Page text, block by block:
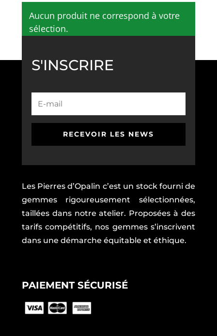
Aucun produit ne correspond à votre
sélection.
S'INSCRIRE
RECEVOIR LES NEWS
Les Pierres d’Opalin c’est un stock fourni de
gemmes rigoureusement sélectionnées,
taillées dans notre atelier. Proposées à des
tarifs compétitifs, nos gemmes s’inscrivent
dans une démarche équitable et éthique.
PAIEMENT SÉCURISÉ